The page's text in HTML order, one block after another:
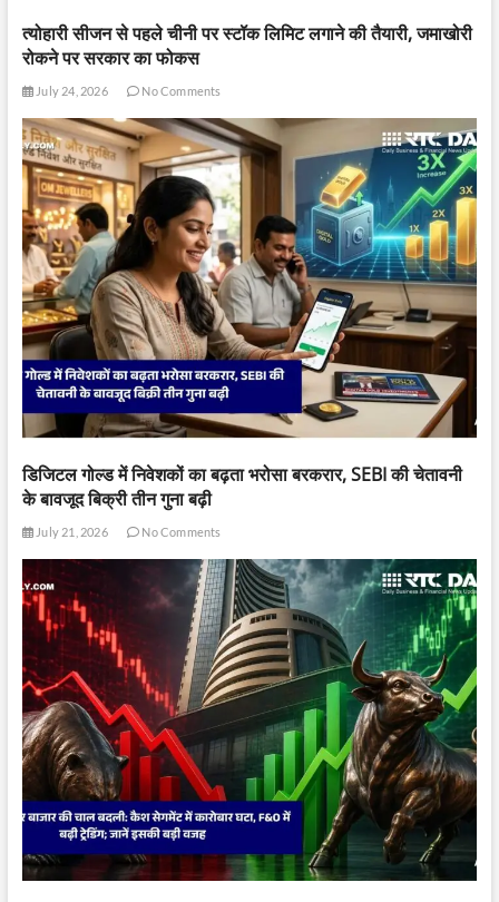
त्योहारी सीजन से पहले चीनी पर स्टॉक लिमिट लगाने की तैयारी, जमाखोरी
रोकने पर सरकार का फोकस
July 24, 2026 No Comments
डिजिटल गोल्ड में निवेशकों का बढ़ता भरोसा बरकरार, SEBI की चेतावनी
के बावजूद बिक्री तीन गुना बढ़ी
July 21, 2026 No Comments